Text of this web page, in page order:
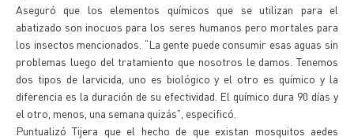
Aseguró que los elementos químicos que se utilizan para el
abatizado son inocuos para los seres humanos pero mortales para
los insectos mencionados. “La gente puede consumir esas aguas sin
problemas luego del tratamiento que nosotros le damos. Tenemos
dos tipos de larvicida, uno es biológico y el otro es químico y la
diferencia es la duración de su efectividad. El químico dura 90 días y
el otro, menos, una semana quizás”, especificó.
Puntualizó Tijera que el hecho de que existan mosquitos aedes